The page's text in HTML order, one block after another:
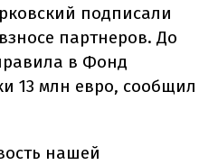
подписали
партнеров. До
в Фонд
13 млн евро, сообщил
нашей